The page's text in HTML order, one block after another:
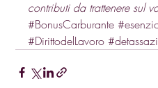
contributi da trattenere sul
#BonusCarburante
#DirittodelLavoro